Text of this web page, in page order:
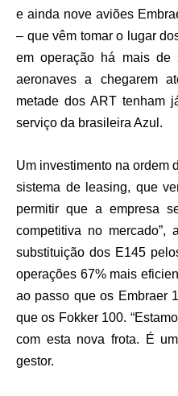
e ainda nove aviões
– que vêm tomar o lugar
em operação há mais
aeronaves a chegarem
metade dos ART tenham
serviço da brasileira Azul.
Um investimento na ordem
sistema de leasing, que
permitir que a empresa
competitiva no mercado”,
substituição dos E145
operações 67% mais
ao passo que os Embraer
que os Fokker 100.
com esta nova frota. É
gestor.